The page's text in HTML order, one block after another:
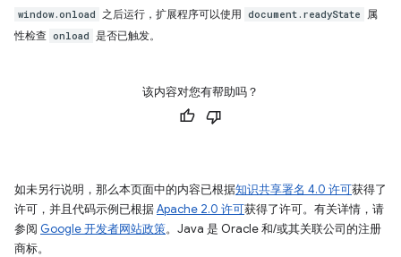
window.onload 之后运行，扩展程序可以使用 document.readyState
属
性检查 onload 是否已触发。
该内容对您有帮助吗？
如未另行说明，那么本页面中的内容已根据知识共享署名 4.0 许可获得了
许可，并且代码示例已根据Apache 2.0 许可获得了许可。有关详情，请
参阅 Google 开发者网站政策。Java 是 Oracle 和/或其关联公司的注册
商标。